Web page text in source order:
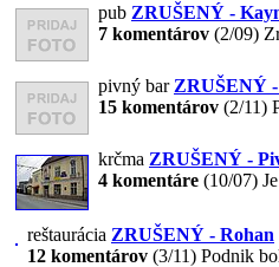
pub ZRUŠENÝ -
7 komentárov (2/09)
pivný bar ZRUŠENÝ
15 komentárov (2/11)
krčma ZRUŠENÝ -
4 komentáre (10/07)
reštaurácia ZRUŠENÝ - Rohan
12 komentárov (3/11) Podnik